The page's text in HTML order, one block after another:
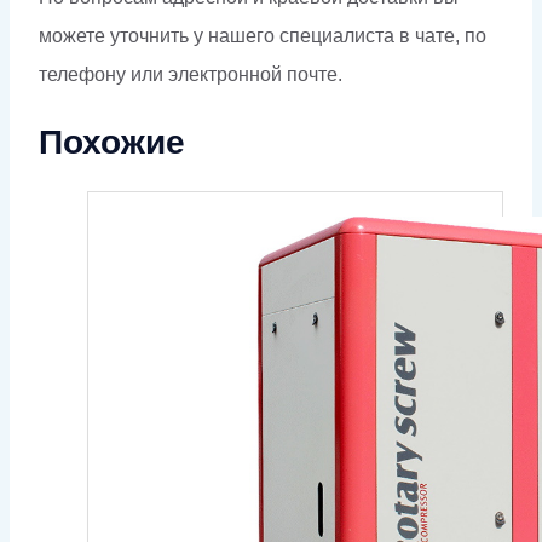
можете уточнить у нашего специалиста в чате, по
телефону или электронной почте.
Похожие